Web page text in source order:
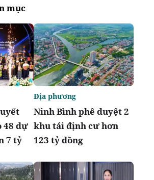
mục
48 dự
7 tỷ
Ninh Bình phê duyệt 2
khu tái định cư hơn
123 tỷ đồng
Địa phương